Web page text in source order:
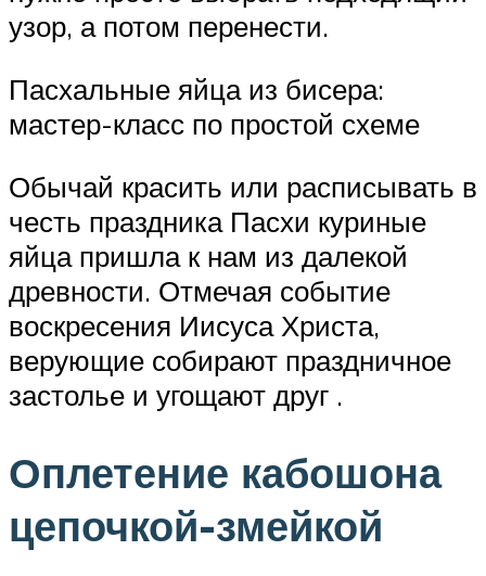
узор, а потом перенести.
Пасхальные яйца из бисера:
мастер-класс по простой схеме
Обычай красить или расписывать в
честь праздника Пасхи куриные
яйца пришла к нам из далекой
древности. Отмечая событие
воскресения Иисуса Христа,
верующие собирают праздничное
застолье и угощают друг .
Оплетение кабошона
цепочкой-змейкой